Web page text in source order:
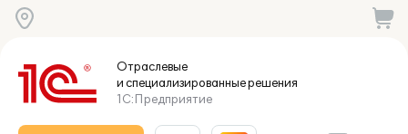
Отраслевые
и специализированныерешения
1С:Предприятие